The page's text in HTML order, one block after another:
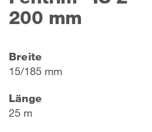
200 mm
Breite
15/185 mm
Länge
25 m